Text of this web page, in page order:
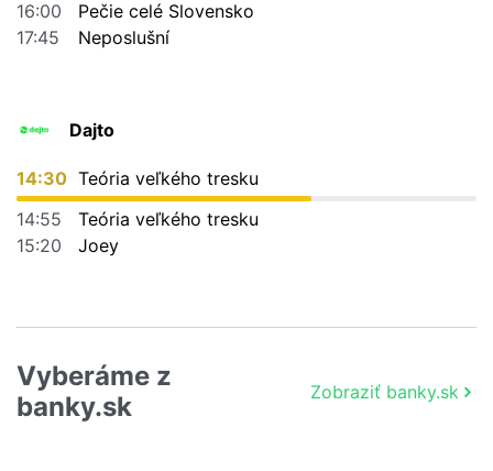
16:00
Pečie celé Slovensko
17:45
Neposlušní
Dajto
14:30 Teória veľkého tresku
14:55
Teória veľkého tresku
15:20
Joey
Vyberáme z
banky.sk
Zobraziť banky.sk